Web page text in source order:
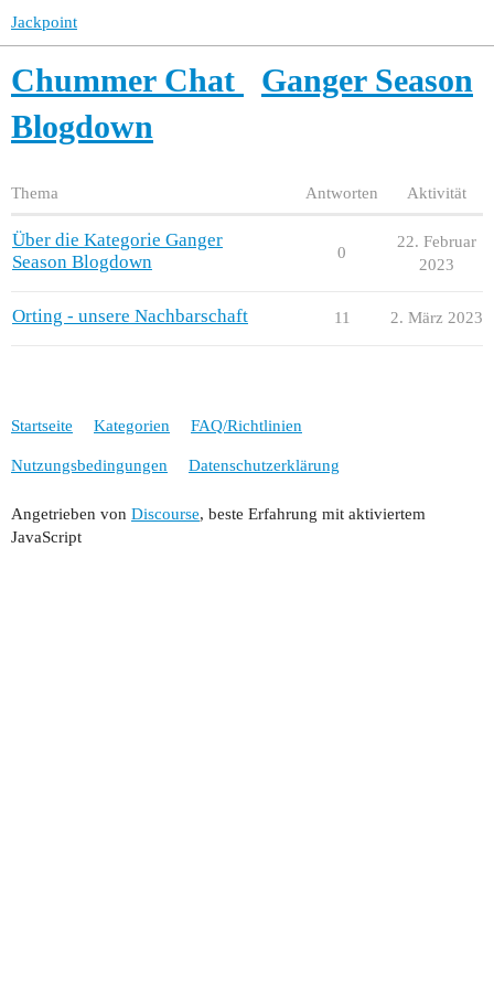
Jackpoint
Chummer Chat
Ganger Season
Blogdown
Thema Antworten Aktivität
Über die Kategorie Ganger
Season Blogdown
0
22. Februar
2023
Orting - unsere Nachbarschaft 11 2. März 2023
Startseite Kategorien FAQ/Richtlinien
Nutzungsbedingungen Datenschutzerklärung
Angetrieben von Discourse, beste Erfahrung mit aktiviertem
JavaScript